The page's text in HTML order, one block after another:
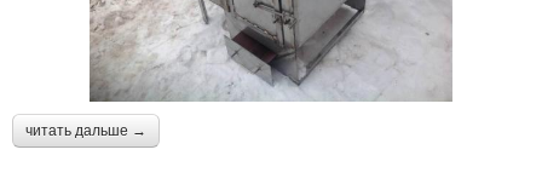
читать дальше →